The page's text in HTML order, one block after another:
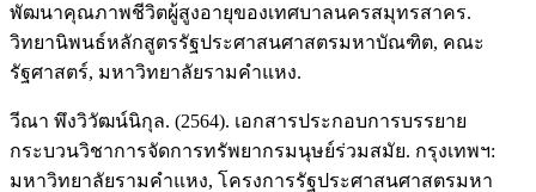
พัฒนาคุณภาพชีวิตผู้สูงอายุของเทศบาลนครสมุทรสาคร.
วิทยานิพนธ์หลักสูตรรัฐประศาสนศาสตรมหาบัณฑิต, คณะ
รัฐศาสตร์, มหาวิทยาลัยรามคำแหง.
วีณา พึงวิวัฒน์นิกุล. (2564). เอกสารประกอบการบรรยาย
กระบวนวิชาการจัดการทรัพยากรมนุษย์ร่วมสมัย. กรุงเทพฯ:
มหาวิทยาลัยรามคำแหง, โครงการรัฐประศาสนศาสตรมหา